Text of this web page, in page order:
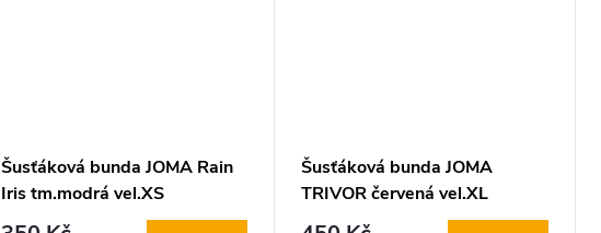
Šusťáková bunda JOMA Rain
Iris tm.modrá vel.XS
Šusťáková bunda JOMA
TRIVOR červená vel.XL